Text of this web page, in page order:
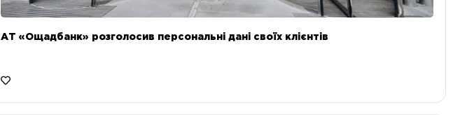
АТ «Ощадбанк» розголосив персональні дані своїх клієнтів